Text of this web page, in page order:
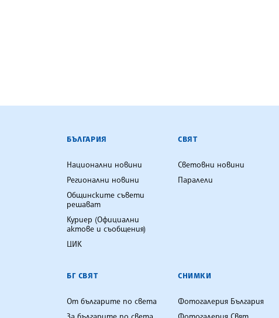
БЪЛГАРСКА ТЕЛЕГРАФНА
БЪЛГАРИЯ
Национални новини
Регионални новини
Общинските съвети
решават
Куриер (Официални
актове и съобщения)
ЦИК
СВЯТ
Световни новини
Паралели
БГ СВЯТ
От българите по света
СНИМКИ
Фотогалерия България